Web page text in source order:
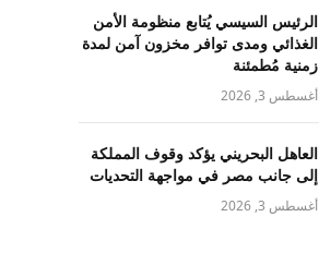
الرئيس السيسي يُتابع منظومة الأمن
الغذائي ومدى توافر مخزون آمن لمدة
زمنية مُطمئنة
أغسطس 3, 2026
العاهل البحريني يؤكد وقوف المملكة
إلى جانب مصر في مواجهة التحديات
أغسطس 3, 2026